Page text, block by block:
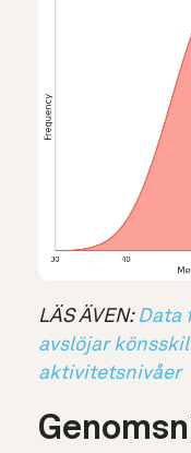
LÄS ÄVEN: Data
avslöjar
aktivitetsnivåer